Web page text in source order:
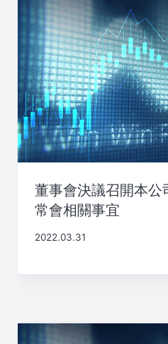
董事會決議召開本公
常會相關事宜
2022.03.31